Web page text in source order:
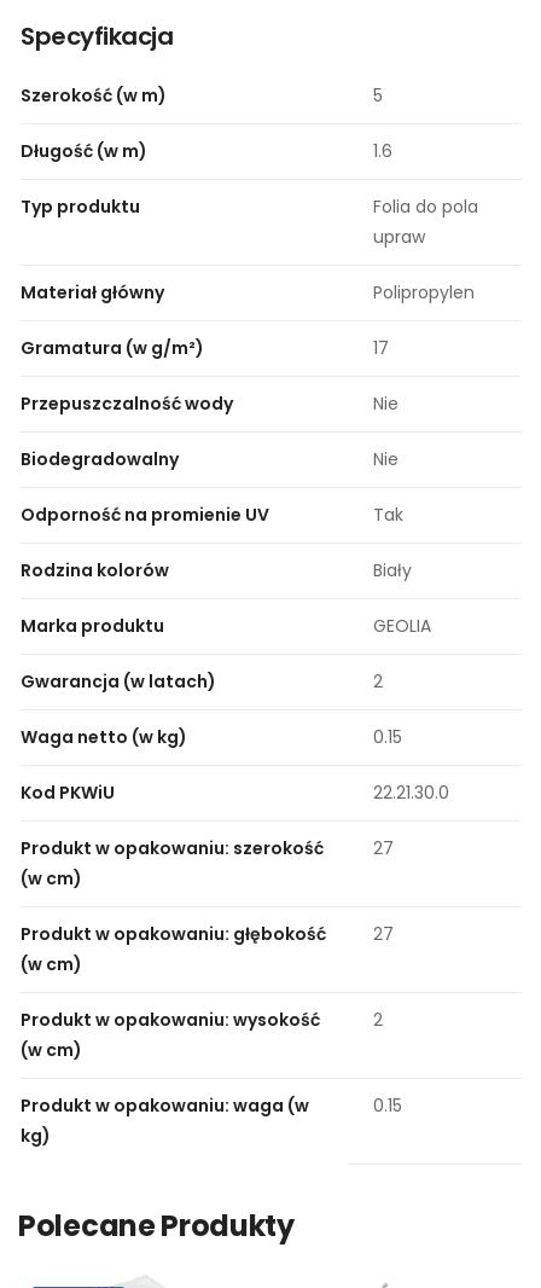
Specyfikacja
Szerokość (w m) 5
Długość (w m) 1.6
Typ produktu
Folia do pola
upraw
Materiał główny Polipropylen
Gramatura (w g/m²) 17
Przepuszczalność wody Nie
Biodegradowalny Nie
Odporność na promienie UV Tak
Rodzina kolorów Biały
Marka produktu GEOLIA
Gwarancja (w latach) 2
Waga netto (w kg) 0.15
Kod PKWiU 22.21.30.0
Produkt w opakowaniu: szerokość
(w cm)
27
Produkt w opakowaniu: głębokość
(w cm)
27
Produkt w opakowaniu: wysokość
(w cm)
2
Produkt w opakowaniu: waga (w
kg)
0.15
Polecane Produkty